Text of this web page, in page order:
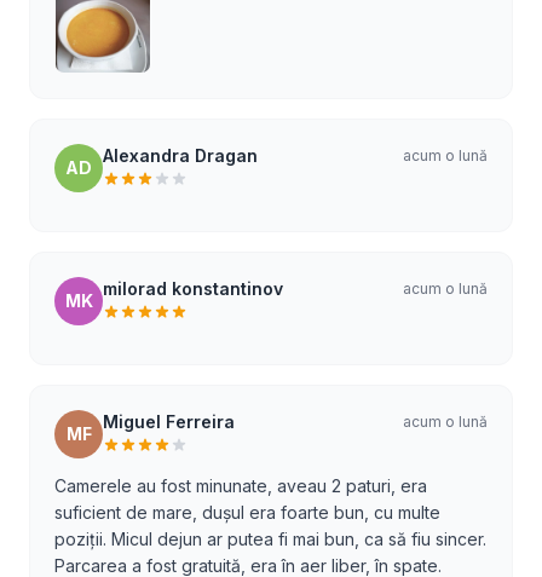
AD
Alexandra Dragan acum o lună
MK
milorad konstantinov acum o lună
MF
Miguel Ferreira acum o lună
Camerele au fost minunate, aveau 2 paturi, era
suficient de mare, dușul era foarte bun, cu multe
poziții. Micul dejun ar putea fi mai bun, ca să fiu sincer.
Parcarea a fost gratuită, era în aer liber, în spate.